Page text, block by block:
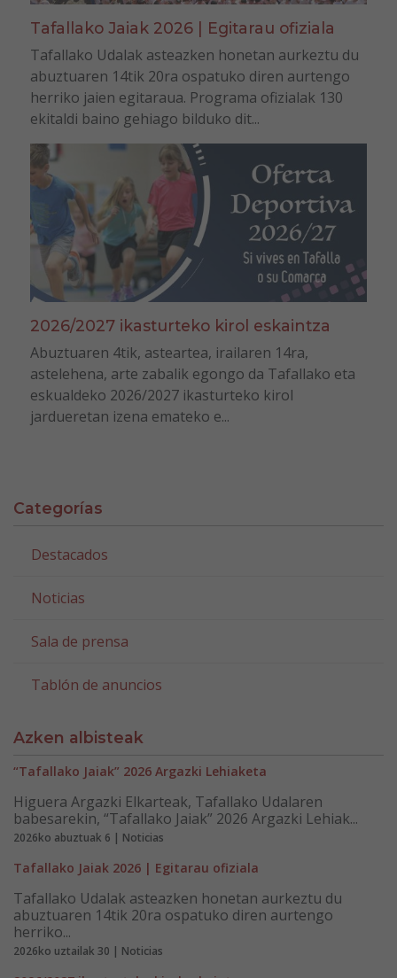
Tafallako Jaiak 2026 | Egitarau ofiziala
Tafallako Udalak asteazken honetan aurkeztu du
abuztuaren 14tik 20ra ospatuko diren aurtengo
herriko jaien egitaraua. Programa ofizialak 130
ekitaldi baino gehiago bilduko dit...
2026/2027 ikasturteko kirol eskaintza
Abuztuaren 4tik, asteartea, irailaren 14ra,
astelehena, arte zabalik egongo da Tafallako eta
eskualdeko 2026/2027 ikasturteko kirol
jardueretan izena emateko e...
Categorías
Destacados
Noticias
Sala de prensa
Tablón de anuncios
Azken albisteak
“Tafallako Jaiak” 2026 Argazki Lehiaketa
Higuera Argazki Elkarteak, Tafallako Udalaren
babesarekin, “Tafallako Jaiak” 2026 Argazki Lehiak...
2026ko abuztuak 6 | Noticias
Tafallako Jaiak 2026 | Egitarau ofiziala
Tafallako Udalak asteazken honetan aurkeztu du
abuztuaren 14tik 20ra ospatuko diren aurtengo
herriko...
2026ko uztailak 30 | Noticias